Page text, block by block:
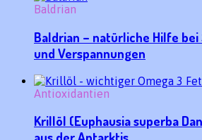
Baldrian
Baldrian – natürliche Hilfe
und Verspannungen
Antioxidantien
Krillöl (Euphausia superba